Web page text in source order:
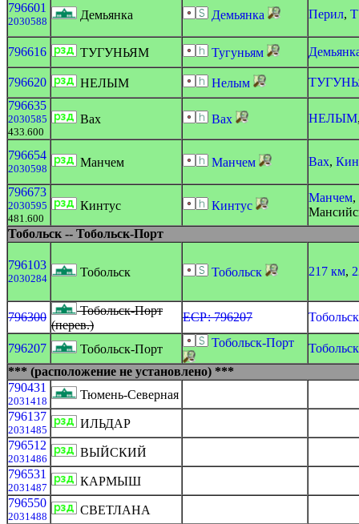
796601
2030588 Демьянка Демьянка Перил,
796616 ТУГУНЬЯМ Тугуньям
796620 НЕЛЫМ Нелым
796635
2030585
433.600
Вах Вах НЕЛЫМ
796654
2030598 Манчем Манчем Вах,
796673
2030595
481.600
Кинтус Кинтус
Манчем,
Тобольск -- Тобольск-Порт
796103
2030284 Тобольск Тобольск 217 км,
796300
Тобольск-Порт
(перев.)
ЕСР: 796207 Тобольск
796207 Тобольск-Порт Тобольск-Порт
Тобольск
*** (расположение не установлено) ***
790431
2031418
Тюмень-Северная
796137
2031485
ИЛЬДАР
796512
2031486
ВЫЙСКИЙ
796531
2031487
КАРМЫШ
796550
2031488
СВЕТЛАНА